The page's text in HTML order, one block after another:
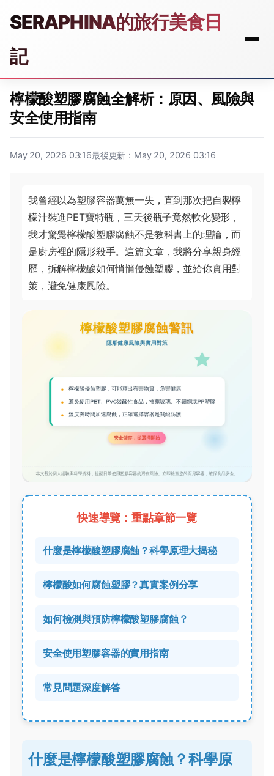
SERAPHINA的旅行美食日
記
檸檬酸塑膠腐蝕全解析：原因、風險與
安全使用指南
May 20, 2026 03:16最後更新：May 20, 2026 03:16
我曾經以為塑膠容器萬無一失，直到那次把自製檸
檬汁裝進PET寶特瓶，三天後瓶子竟然軟化變形，
我才驚覺檸檬酸塑膠腐蝕不是教科書上的理論，而
是廚房裡的隱形殺手。這篇文章，我將分享親身經
歷，拆解檸檬酸如何悄悄侵蝕塑膠，並給你實用對
策，避免健康風險。
快速導覽：重點章節一覽
什麼是檸檬酸塑膠腐蝕？科學原理大揭秘
檸檬酸如何腐蝕塑膠？真實案例分享
如何檢測與預防檸檬酸塑膠腐蝕？
安全使用塑膠容器的實用指南
常見問題深度解答
什麼是檸檬酸塑膠腐蝕？科學原